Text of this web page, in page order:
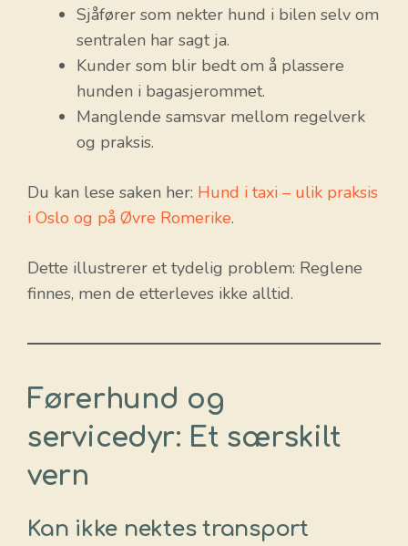
Sjåfører som nekter hund i bilen selv om
sentralen har sagt ja.
Kunder som blir bedt om å plassere
hunden i bagasjerommet.
Manglende samsvar mellom regelverk
og praksis.
Du kan lese saken her: Hund i taxi – ulik praksis
i Oslo og på Øvre Romerike.
Dette illustrerer et tydelig problem: Reglene
finnes, men de etterleves ikke alltid.
Førerhund og
servicedyr: Et særskilt
vern
Kan ikke nektes transport